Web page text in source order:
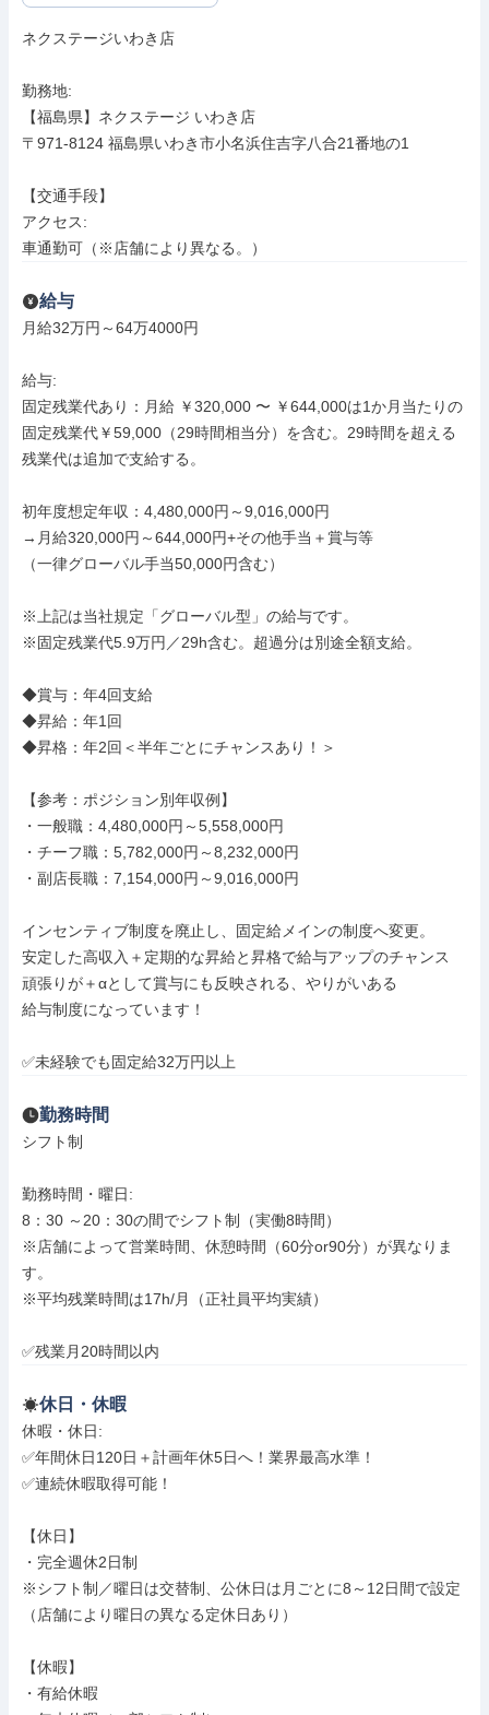
ネクステージいわき店
勤務地:
【福島県】ネクステージ いわき店
〒971-8124 福島県いわき市小名浜住吉字八合21番地の1
【交通手段】
アクセス:
車通勤可（※店舗により異なる。）
給与
月給32万円～64万4000円
給与:
固定残業代あり：月給 ￥320,000 〜 ￥644,000は1か月当たりの
固定残業代￥59,000（29時間相当分）を含む。29時間を超える
残業代は追加で支給する。
初年度想定年収：4,480,000円～9,016,000円
→月給320,000円～644,000円+その他手当＋賞与等
（一律グローバル手当50,000円含む）
※上記は当社規定「グローバル型」の給与です。
※固定残業代5.9万円／29h含む。超過分は別途全額支給。
◆賞与：年4回支給
◆昇給：年1回
◆昇格：年2回＜半年ごとにチャンスあり！＞
【参考：ポジション別年収例】
・一般職：4,480,000円～5,558,000円
・チーフ職：5,782,000円～8,232,000円
・副店長職：7,154,000円～9,016,000円
インセンティブ制度を廃止し、固定給メインの制度へ変更。
安定した高収入＋定期的な昇給と昇格で給与アップのチャンス
頑張りが＋αとして賞与にも反映される、やりがいある
給与制度になっています！
✅未経験でも固定給32万円以上
勤務時間
シフト制
勤務時間・曜日:
8：30 ～20：30の間でシフト制（実働8時間）
※店舗によって営業時間、休憩時間（60分or90分）が異なりま
す。
※平均残業時間は17h/月（正社員平均実績）
✅残業月20時間以内
休日・休暇
休暇・休日:
✅年間休日120日＋計画年休5日へ！業界最高水準！
✅連続休暇取得可能！
【休日】
・完全週休2日制
※シフト制／曜日は交替制、公休日は月ごとに8～12日間で設定
（店舗により曜日の異なる定休日あり）
【休暇】
・有給休暇